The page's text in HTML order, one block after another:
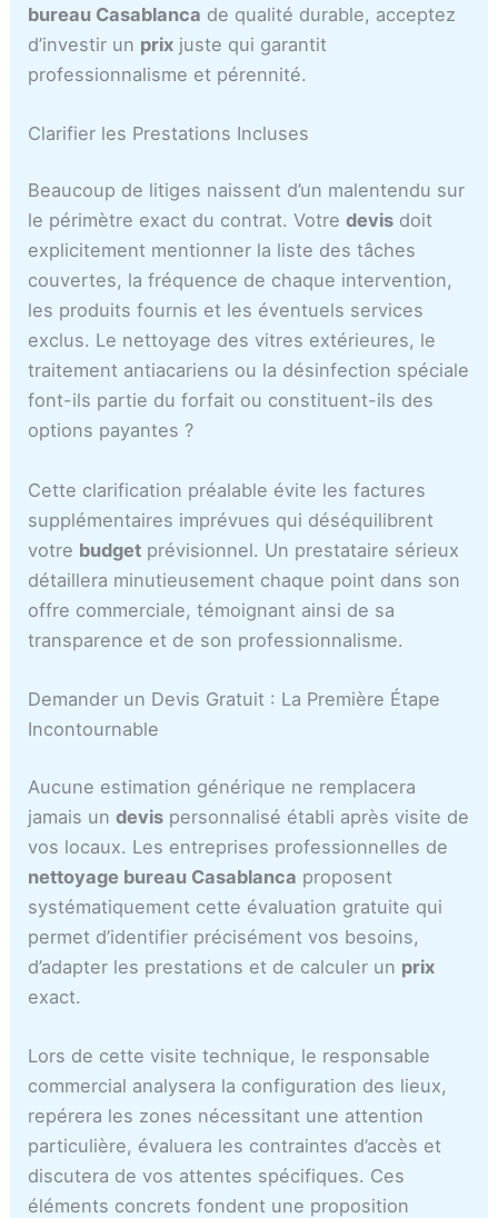
bureau Casablanca de qualité durable, acceptez
d’investir un prix juste qui garantit
professionnalisme et pérennité.
Clarifier les Prestations Incluses
Beaucoup de litiges naissent d’un malentendu sur
le périmètre exact du contrat. Votredevis doit
explicitement mentionner la liste des tâches
couvertes, la fréquence de chaque intervention,
les produits fournis et les éventuels services
exclus. Le nettoyage des vitres extérieures, le
traitement antiacariens ou la désinfection spéciale
font-ils partie du forfait ou constituent-ils des
options payantes ?
Cette clarification préalable évite les factures
supplémentaires imprévues qui déséquilibrent
votre budget prévisionnel. Un prestataire sérieux
détaillera minutieusement chaque point dans son
offre commerciale, témoignant ainsi de sa
transparence et de son professionnalisme.
Demander un Devis Gratuit : La Première Étape
Incontournable
Aucune estimation générique ne remplacera
jamais undevis personnalisé établi après visite de
vos locaux. Les entreprises professionnelles de
nettoyage bureau Casablanca proposent
systématiquement cette évaluation gratuite qui
permet d’identifier précisément vos besoins,
d’adapter les prestations et de calculer un prix
exact.
Lors de cette visite technique, le responsable
commercial analysera la configuration des lieux,
repérera les zones nécessitant une attention
particulière, évaluera les contraintes d’accès et
discutera de vos attentes spécifiques. Ces
éléments concrets fondent une proposition